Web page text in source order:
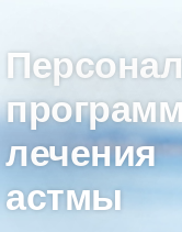
лечения
астмы